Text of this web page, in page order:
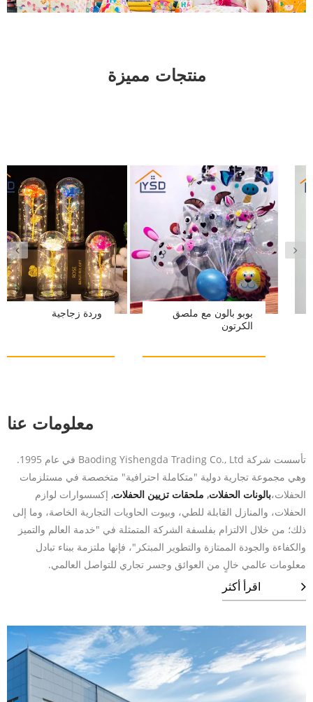
منتجات مميزة
بوبو بالون مع ملصق
الكرتون
وردة زجاجية
معلومات عنا
تأسست شركة Baoding Yishengda Trading Co., Ltd في عام 1995.
وهي مجموعة تجارية دولية "متكاملة احترافية" متخصصة في مستلزمات
الحفلات،بالونات الحفلات, ملحقات تزيين الحفلات, إكسسوارات لوازم
الحفلات، والمنازل القابلة للطي، وبيوت الحاويات التجارية الخاصة، وما إلى
ذلك؛ من خلال الالتزام بفلسفة الشركة المتمثلة في "خدمة العالم والتميز
والكفاءة والجودة الممتازة والتطوير المبتكر"، فإنها ملتزمة ببناء تبادل
معلومات عالمي خالٍ من العوائق وجسر تجاري للتواصل العالمي.
اقرأ أكثر